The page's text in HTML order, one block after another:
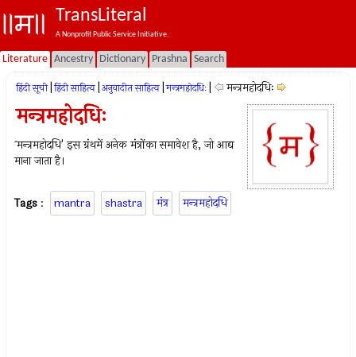
TransLiteral
A Nonprofit Public Service Initiative.
Literature Ancestry Dictionary Prashna Search
हिंदी सूची हिंदी साहित्य अनुवादीत साहित्य मन्त्रमहोदधिः मन्त्रमहोदधिः
मन्त्रमहोदधिः
`मन्त्रमहोदधि' इस ग्रंथमें अनेक मंत्रोंका समावेश है, जो आद्य
माना जाता है।
Tags : mantra shastra मंत्र मन्त्रमहोदधि